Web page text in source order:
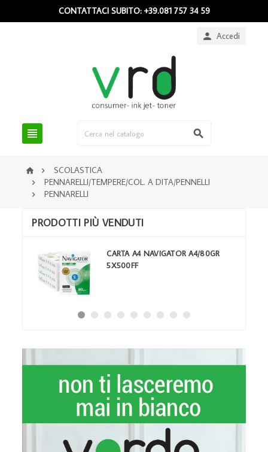
CONTATTACI SUBITO: +39.081 757 34 59
 Accedi
 
  SCOLASTICA
 PENNARELLI/TEMPERE/COL. A DITA/PENNELLI
 PENNARELLI
PRODOTTI PIÙ VENDUTI
CARTA A4 NAVIGATOR A4/80GR
5X500FF